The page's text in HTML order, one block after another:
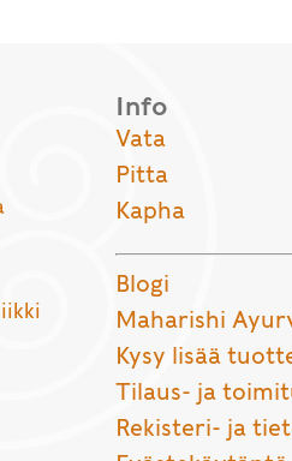
Info
Vata
Pitta
Kapha
Blogi
Maharishi
Kysy lisää
Tilaus- ja
Rekisteri- ja